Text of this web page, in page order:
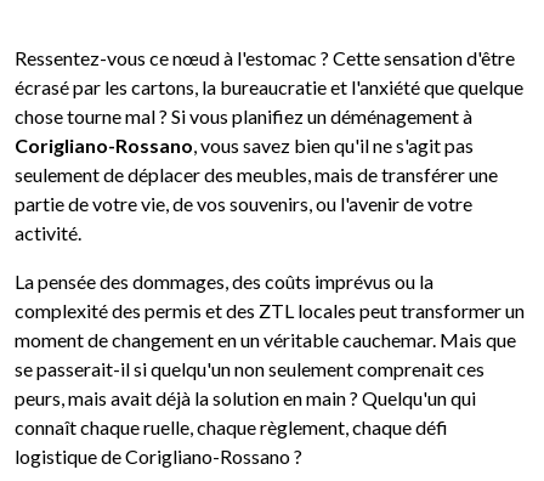
Ressentez-vous ce nœud à l'estomac ? Cette sensation d'être
écrasé par les cartons, la bureaucratie et l'anxiété que quelque
chose tourne mal ? Si vous planifiez un déménagement à
Corigliano-Rossano, vous savez bien qu'il ne s'agit pas
seulement de déplacer des meubles, mais de transférer une
partie de votre vie, de vos souvenirs, ou l'avenir de votre
activité.
La pensée des dommages, des coûts imprévus ou la
complexité des permis et des ZTL locales peut transformer un
moment de changement en un véritable cauchemar. Mais que
se passerait-il si quelqu'un non seulement comprenait ces
peurs, mais avait déjà la solution en main ? Quelqu'un qui
connaît chaque ruelle, chaque règlement, chaque défi
logistique de Corigliano-Rossano ?